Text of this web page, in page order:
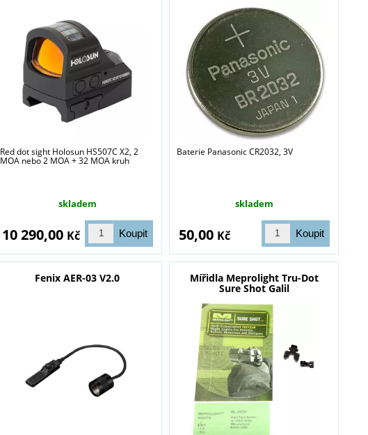
Red dot sight Holosun HS507C X2, 2
MOA nebo 2 MOA + 32 MOA kruh
skladem
10 290,00 Kč
Baterie Panasonic CR2032, 3V
skladem
50,00 Kč
Fenix AER-03 V2.0 Mířidla Meprolight Tru-Dot
Sure Shot Galil